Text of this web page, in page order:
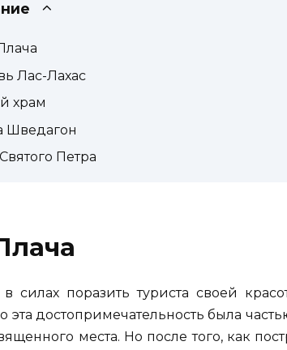
Лас-Лахас
храм
Шведагон
Петра
силах поразить туриста своей
эта достопримечательность была
места. Но после того, как